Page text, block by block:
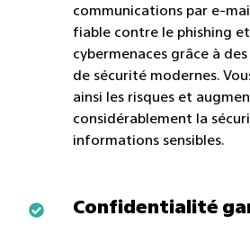
communications par e-
fiable contre le phishing
cybermenaces grâce à
de sécurité modernes.
ainsi les risques et
considérablement la
informations sensibles.
phishing
cyberattaques
Confidentialité
Confidentialité